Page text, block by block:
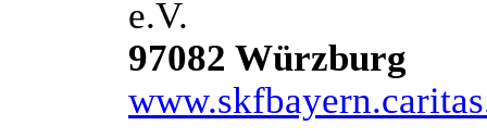
e.V.
97082 Würzburg